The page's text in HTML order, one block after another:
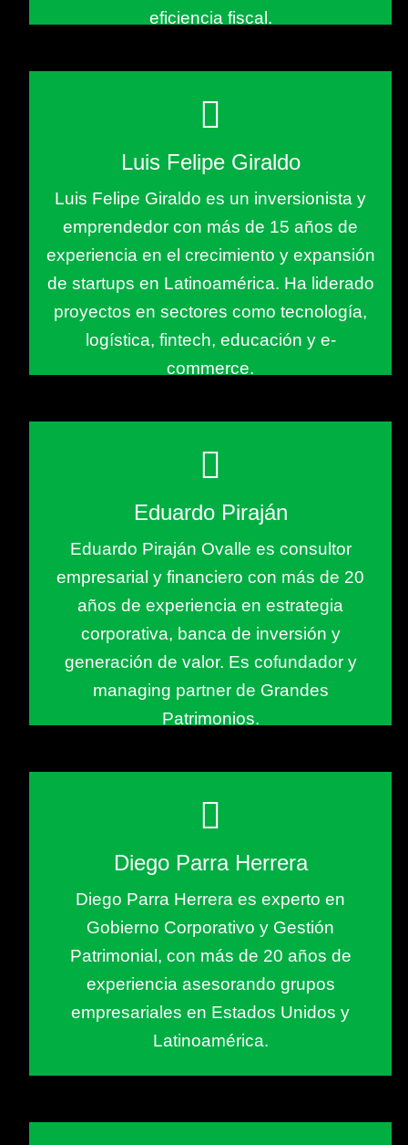
eficiencia fiscal.
Luis Felipe Giraldo
Luis Felipe Giraldo es un inversionista y
emprendedor con más de 15 años de
experiencia en el crecimiento y expansión
de startups en Latinoamérica. Ha liderado
proyectos en sectores como tecnología,
logística, fintech, educación y e-
commerce.
Eduardo Piraján
Eduardo Piraján Ovalle es consultor
empresarial y financiero con más de 20
años de experiencia en estrategia
corporativa, banca de inversión y
generación de valor. Es cofundador y
managing partner de Grandes
Patrimonios.
Diego Parra Herrera
Diego Parra Herrera es experto en
Gobierno Corporativo y Gestión
Patrimonial, con más de 20 años de
experiencia asesorando grupos
empresariales en Estados Unidos y
Latinoamérica.